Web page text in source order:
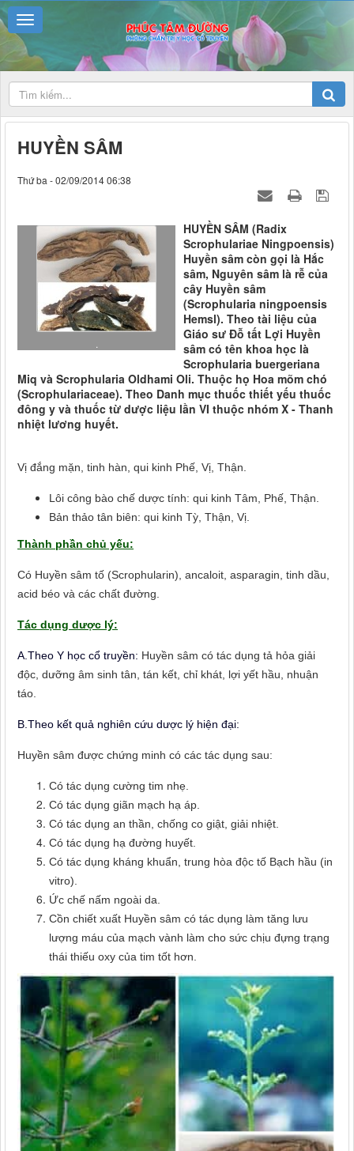
HUYỀN SÂM
Thứ ba - 02/09/2014 06:38
.
HUYỀN SÂM (Radix
Scrophulariae Ningpoensis)
Huyền sâm còn gọi là Hắc
sâm, Nguyên sâm là rễ của
cây Huyền sâm
(Scrophularia ningpoensis
Hemsl). Theo tài liệu của
Giáo sư Đỗ tất Lợi Huyền
sâm có tên khoa học là
Scrophularia buergeriana
Miq và Scrophularia Oldhami Oli. Thuộc họ Hoa mõm chó
(Scrophulariaceae). Theo Danh mục thuốc thiết yếu thuốc
đông y và thuốc từ dược liệu lần VI thuộc nhóm X - Thanh
nhiệt lương huyết.
Vị đắng mặn, tinh hàn, qui kinh Phế, Vị, Thận.
Lôi công bào chế dược tính: qui kinh Tâm, Phế, Thận.
Bản thảo tân biên: qui kinh Tỳ, Thận, Vị.
Thành phần chủ yếu:
Có Huyền sâm tố (Scrophularin), ancaloit, asparagin, tinh dầu,
acid béo và các chất đường.
Tác dụng dược lý:
A.Theo Y học cổ truyền: Huyền sâm có tác dụng tả hỏa giải
độc, dưỡng âm sinh tân, tán kết, chỉ khát, lợi yết hầu, nhuận
táo.
B.Theo kết quả nghiên cứu dược lý hiện đại:
Huyền sâm được chứng minh có các tác dụng sau:
Có tác dụng cường tim nhẹ.
Có tác dụng giãn mạch hạ áp.
Có tác dụng an thần, chống co giật, giải nhiệt.
Có tác dụng hạ đường huyết.
Có tác dụng kháng khuẩn, trung hòa độc tố Bạch hầu (in
vitro).
Ức chế nấm ngoài da.
Cồn chiết xuất Huyền sâm có tác dụng làm tăng lưu
lượng máu của mạch vành làm cho sức chịu đựng trạng
thái thiếu oxy của tim tốt hơn.